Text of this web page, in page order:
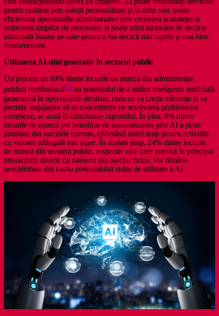
pentru cetățeni prin soluții personalizate și în timp real, poate
eficientiza operațiunile administrative prin creșterea acurateței și
reducerea timpilor de procesare, și poate oferi factorilor de decizie
informații bazate pe date pentru a lua decizii mai rapide și mai bine
fundamentate.
Utilizarea AI-ului generativ în sectorul public
Un procent de 69% dintre locurile de muncă din administrația
publică românească[2] au potențialul de a utiliza inteligența artificială
generativă în operațiunile derulate, ceea ce va crește eficiența și va
permite angajaților să se concentreze pe rezolvarea problemelor
complexe, se arată în concluziile raportului. În plus, 8% dintre
locurile de muncă pot beneficia de automatizarea prin AI a peste
jumătate din sarcinile curente, eliberând astfel timp pentru activități
cu valoare adăugată mai mare. În același timp, 24% dintre locurile
de muncă din sectorul public, respectiv cele care implică în principal
interacțiuni directe cu oamenii sau sarcini fizice, vor rămâne
neschimbate din cauza potențialului redus de utilizare a AI.